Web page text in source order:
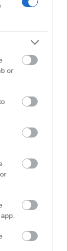
or
Jön egy
felnőtteket
Don
Teatr) –
lengyel
Csak egy